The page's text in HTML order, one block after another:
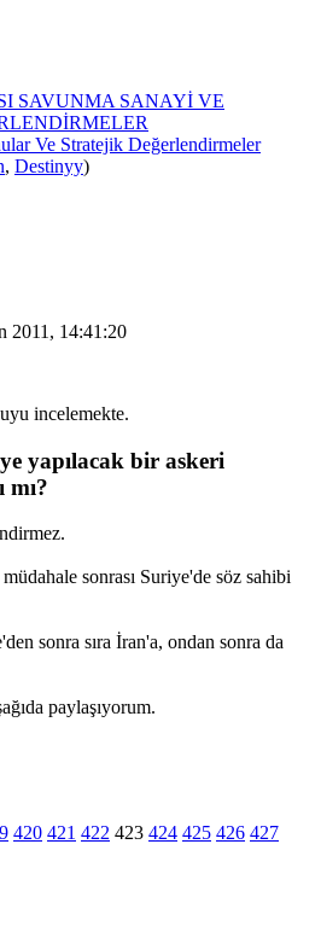
SAVUNMA SANAYİ VE
Ve Stratejik Değerlendirmeler
, Destinyy)
2011, 14:41:20
incelemekte.
yapılacak bir askeri
mı?
sonrası Suriye'de söz sahibi
sonra sıra İran'a, ondan sonra da
paylaşıyorum.
420 421 422 423 424 425 426 427